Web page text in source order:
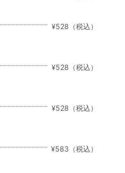
¥528（税込）
¥528（税込）
¥528（税込）
¥583（税込）